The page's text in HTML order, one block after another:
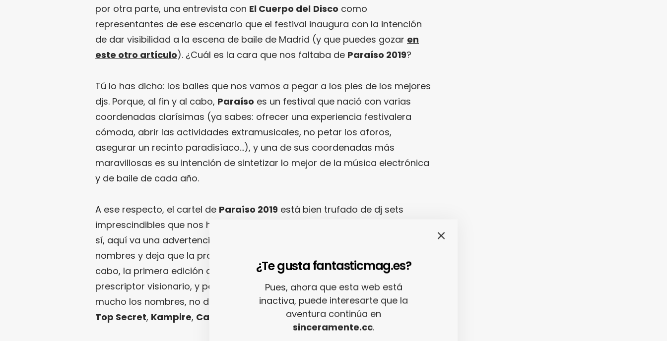
por otra parte, una entrevista con El Cuerpo del Disco como
representantes de ese escenario que el festival inaugura con la intención
de dar visibilidad a la escena de baile de Madrid (y que puedes gozar en
este otro artículo). ¿Cuál es la cara que nos faltaba de Paraíso 2019?
Tú lo has dicho: los bailes que nos vamos a pegar a los pies de los mejores
djs. Porque, al fin y al cabo, Paraíso es un festival que nació con varias
coordenadas clarísimas (ya sabes: ofrecer una experiencia festivalera
cómoda, abrir las actividades extramusicales, no petar los aforos,
asegurar un recinto paradisíaco…), y una de sus coordenadas más
maravillosas es su intención de sintetizar lo mejor de la música electrónica
y de baile de cada año.
A ese respecto, el cartel de Paraíso 2019 está bien trufado de dj sets
imprescindibles que nos harán bailar como si no hubiera un mañana. Eso
sí, aquí va una advertencia: de vez en cuando, olvídate de los grandes
nombres y deja que la programación del festival te sorprenda. Al fin y al
cabo, la primera edición de
ya se ganó a pulso el estatus de
prescriptor visionario, y por lo tanto este año, por mucho que no te suenen
mucho los nombres, no deberías perderte dj sets como los deRaphaël
Top Secret, Kampire, Carista Orpheu The Wizard oMillos Kaiser
¿Te gusta fantasticmag.es?
Pues, ahora que esta web está
inactiva, puede interesarte que la
aventura continúa en
sinceramente.cc.